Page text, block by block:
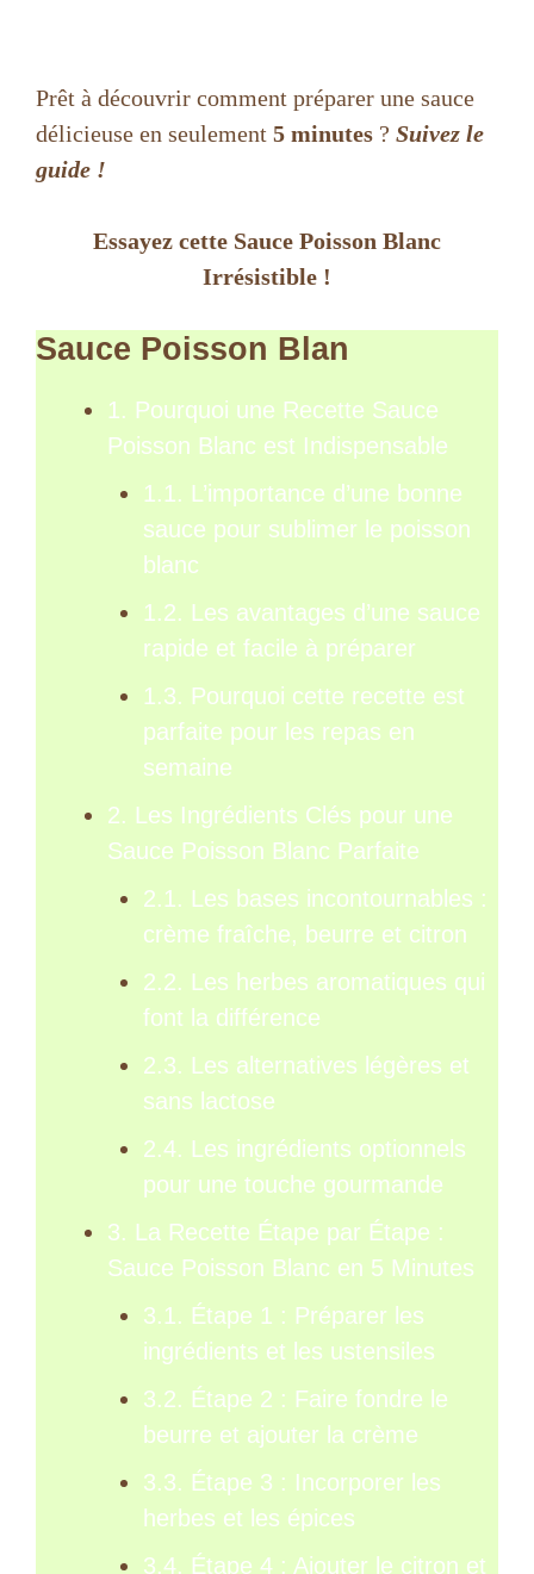
Prêt à découvrir comment préparer une sauce
délicieuse en seulement 5 minutes ? Suivez le
guide !
Essayez cette Sauce Poisson Blanc
Irrésistible !
Sauce Poisson Blan
1. Pourquoi une Recette Sauce
Poisson Blanc est Indispensable
1.1. L’importance d’une bonne
sauce pour sublimer le poisson
blanc
1.2. Les avantages d’une sauce
rapide et facile à préparer
1.3. Pourquoi cette recette est
parfaite pour les repas en
semaine
2. Les Ingrédients Clés pour une
Sauce Poisson Blanc Parfaite
2.1. Les bases incontournables :
crème fraîche, beurre et citron
2.2. Les herbes aromatiques qui
font la différence
2.3. Les alternatives légères et
sans lactose
2.4. Les ingrédients optionnels
pour une touche gourmande
3. La Recette Étape par Étape :
Sauce Poisson Blanc en 5 Minutes
3.1. Étape 1 : Préparer les
ingrédients et les ustensiles
3.2. Étape 2 : Faire fondre le
beurre et ajouter la crème
3.3. Étape 3 : Incorporer les
herbes et les épices
3.4. Étape 4 : Ajouter le citron et